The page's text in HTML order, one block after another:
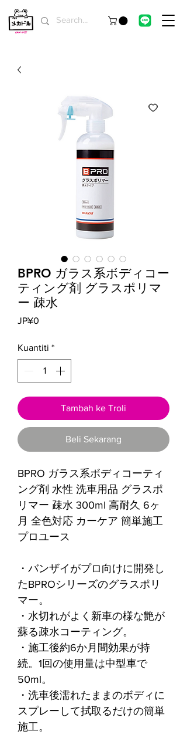
BPRO ガラス系ボディコー
ティング剤 グラスポリマ
ー 疎水
JP¥0
Kuantiti *
Tambah ke Troli
Beli Sekarang
BPRO ガラス系ボディコーティ
ング剤 水性 洗車用品 グラスポ
リマー 疎水 300ml 高耐久 6ヶ
月 全色対応 カーケア 簡単施工
プロユース
・バンザイがプロ向けに開発し
たBPROシリーズのグラスポリ
マー。
・水切れがよく新車の様な艶が
蘇る疎水コーティング。
・施工後約6か月間効果が持
続。1回の使用量は中型車で
50ml。
・洗車後濡れたままのボディに
スプレーして拭取るだけの簡単
施工。